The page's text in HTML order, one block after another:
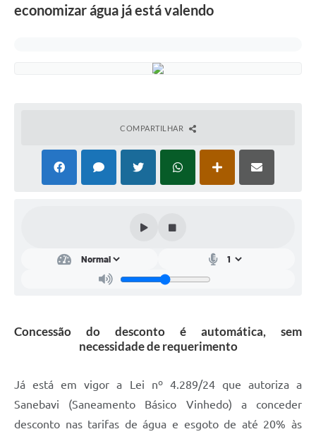
CONTATOS
economizar água já está valendo
COMPARTILHAR
Concessão do desconto é automática, sem
necessidade de requerimento
Já está em vigor a Lei nº 4.289/24 que autoriza a
Sanebavi (Saneamento Básico Vinhedo) a conceder
desconto nas tarifas de água e esgoto de até 20% às